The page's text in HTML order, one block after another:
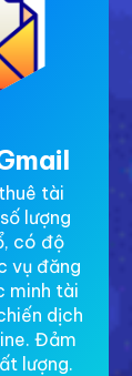
tài
lượng
có độ
vụ đăng
minh tài
dịch
Đảm
lượng.